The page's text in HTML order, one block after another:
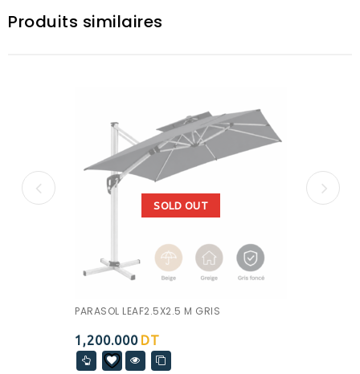
Produits similaires
SOLD OUT
PARASOL LEAF2.5X2.5 M GRIS
1,200.000 DT